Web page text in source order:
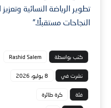
تطوير الرياضة النسائية
النجاحات مستقبلًا.”
كتب بواسطة Rashid Salem
نشرت في 8 يوليو، 2026
فئة كرة طائرة